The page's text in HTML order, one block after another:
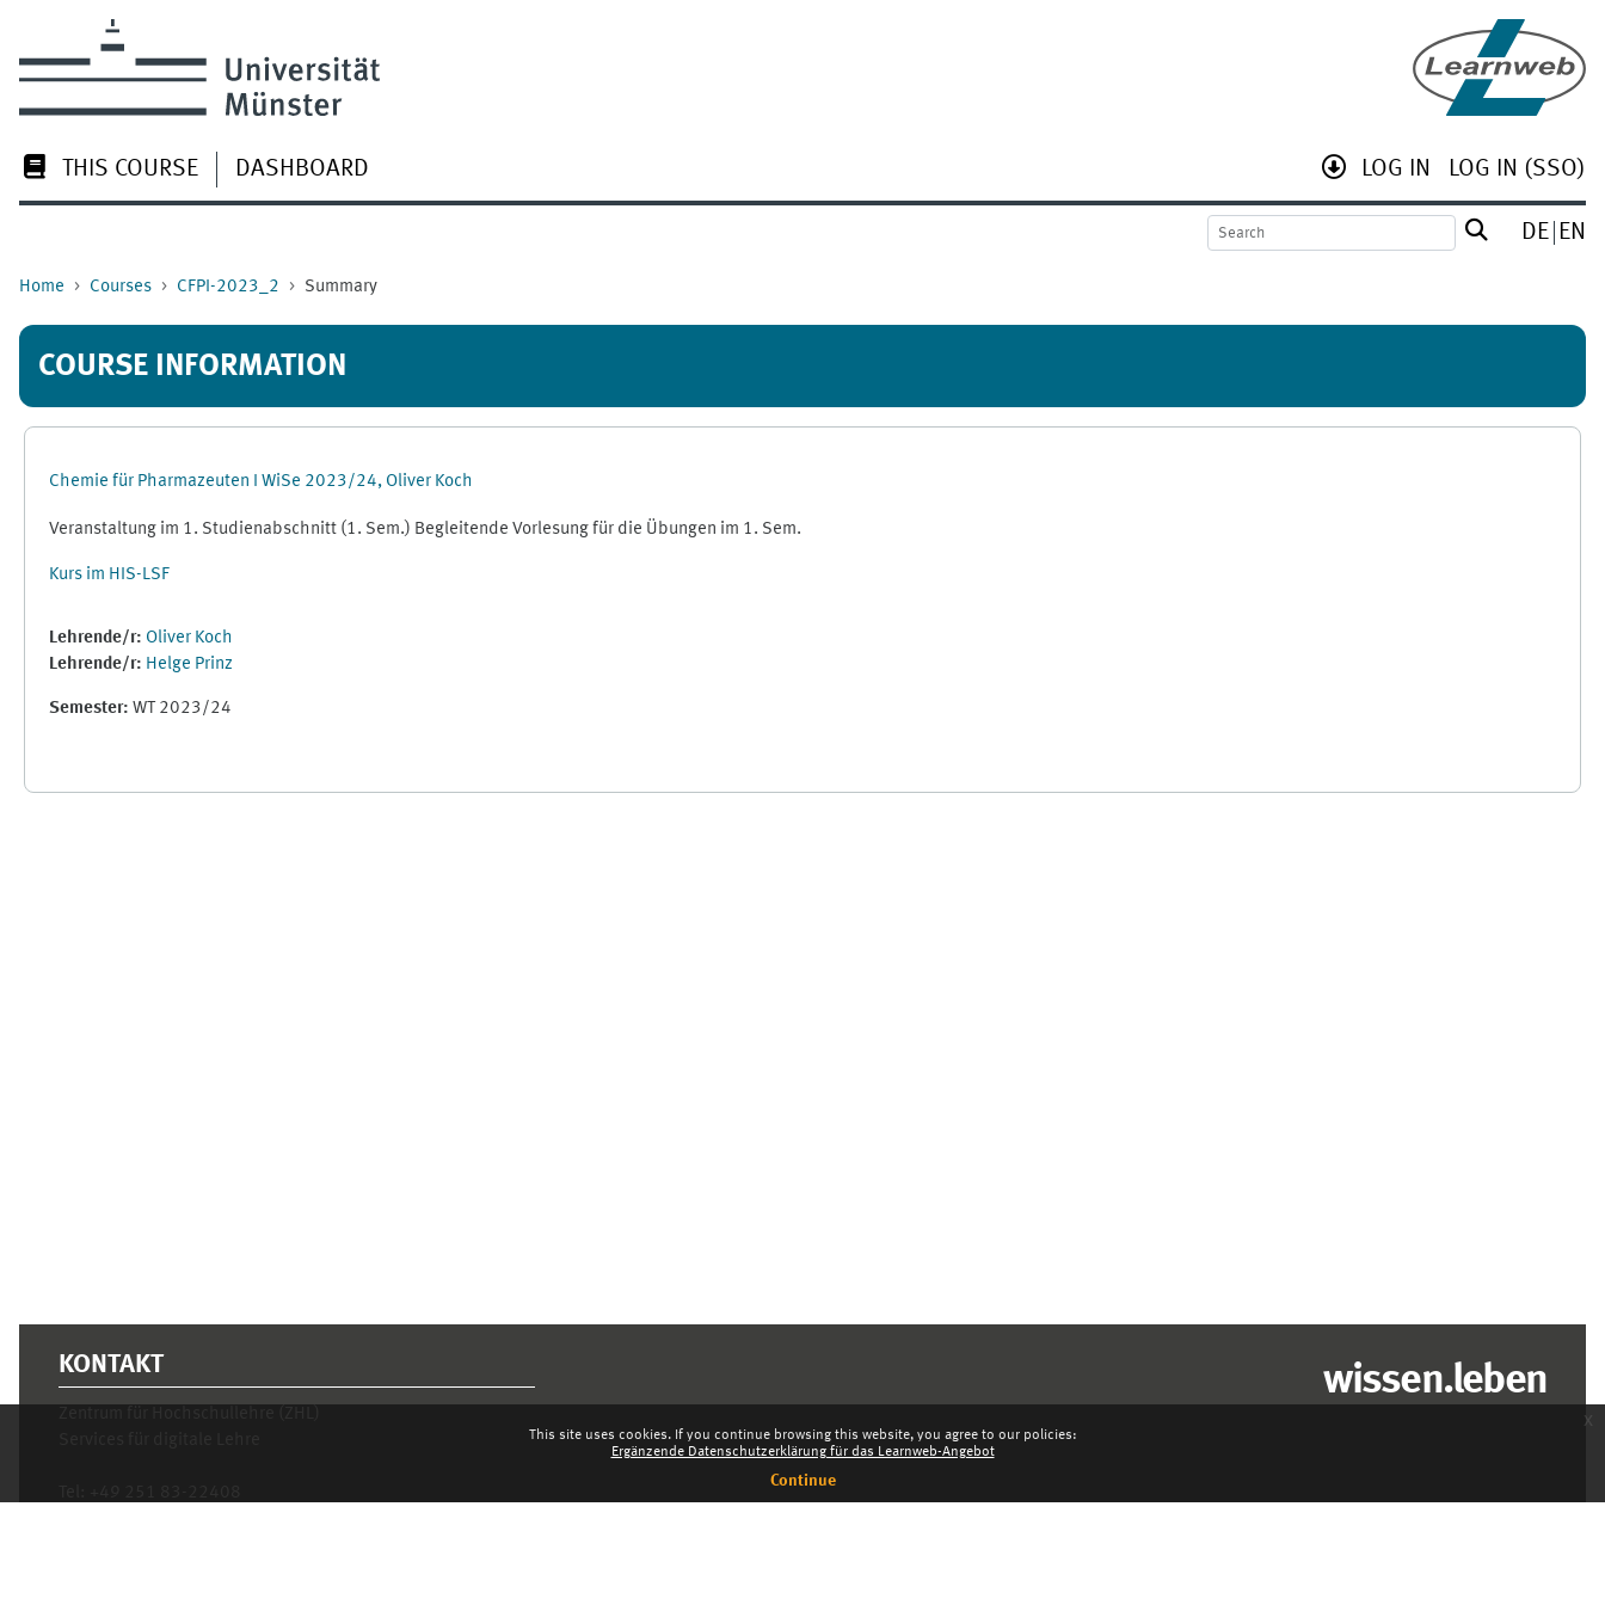
This site uses cookies. If you continue browsing this website, you agree to our policies:
Ergänzende Datenschutzerklärung für das Learnweb-Angebot
Continue
x
THIS COURSE DASHBOARD LOG IN LOG IN (SSO)
DE EN
Home Courses CFPI-2023_2 Summary
COURSE INFORMATION
Chemie für Pharmazeuten I WiSe 2023/24, Oliver Koch
Veranstaltung im 1. Studienabschnitt (1. Sem.) Begleitende Vorlesung für die Übungen im 1. Sem.
Kurs im HIS-LSF
Lehrende/r: Oliver Koch
Lehrende/r: Helge Prinz
Semester: WT 2023/24
KONTAKT wissen.leben